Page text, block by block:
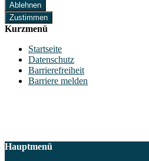
Ablehnen
Zustimmen
Kurzmenü
Startseite
Datenschutz
Barrierefreiheit
Barriere melden
Hauptmenü